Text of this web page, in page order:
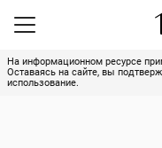
На информационном ресурсе
Оставаясь на сайте, вы
использование.